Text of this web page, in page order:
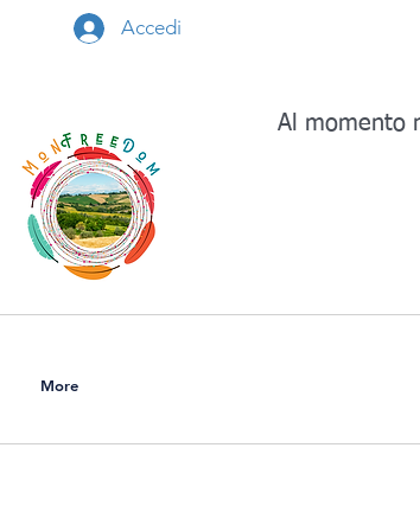
Accedi
Al momento
More